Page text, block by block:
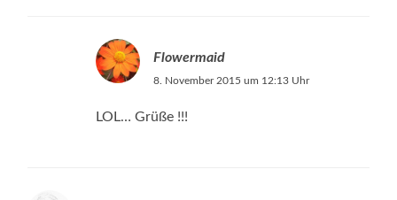
Flowermaid
8. November 2015 um 12:13 Uhr
LOL… Grüße !!!